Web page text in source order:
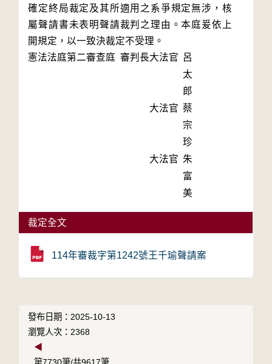
確定終局裁定及其所適用之系爭規定無涉，核
屬聲請書未表明聲請裁判之理由。本庭爰依上
開規定，以一致決裁定不受理。
憲法法庭第二審查庭 審判長大法官 呂
太
郎
大法官 蔡
宗
珍
大法官 朱
富
美
裁定全文
114年審裁字第1242號王千瑜聲請案
發布日期：2025-10-13
瀏覽人次：2368
◀